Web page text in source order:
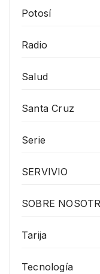
Potosí
Radio
Salud
Santa Cruz
Serie
SERVIVIO
SOBRE
Tarija
Tecnología